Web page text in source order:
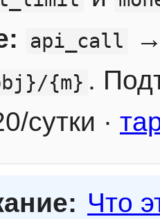
api_call
{m} .
сутки ·
Что